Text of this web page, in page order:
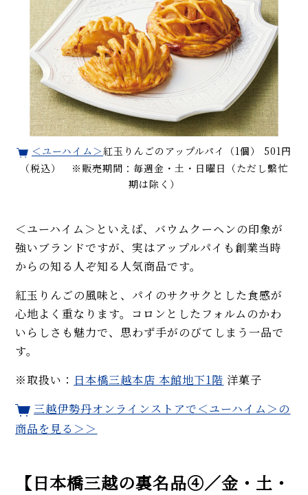
＜ユーハイム＞紅玉りんごのアップルパイ（1個） 501円
（税込） ※販売期間：毎週金・土・日曜日（ただし繫忙
期は除く）
＜ユーハイム＞といえば、バウムクーヘンの印象が
強いブランドですが、実はアップルパイも創業当時
からの知る人ぞ知る人気商品です。
紅玉りんごの風味と、パイのサクサクとした食感が
心地よく重なります。コロンとしたフォルムのかわ
いらしさも魅力で、思わず手がのびてしまう一品で
す。
※取扱い： 日本橋三越本店 本館地下1階 洋菓子
三越伊勢丹オンラインストアで＜ユーハイム＞ の
商品を見る＞＞
【日本橋三越の裏名品④／金・土・